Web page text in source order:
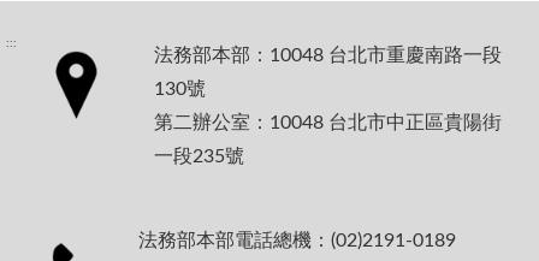
:::
法務部本部：10048 台北市重慶南路一段
130號
第二辦公室：10048 台北市中正區貴陽街
一段235號
法務部本部電話總機：(02)2191-0189